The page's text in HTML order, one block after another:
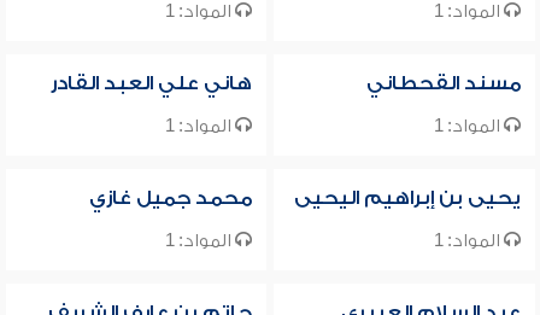
المواد: 1 المواد: 1
مسند القحطاني
المواد: 1
هاني علي العبد القادر
المواد: 1
يحيى بن إبراهيم اليحيى
المواد: 1
محمد جميل غازي
المواد: 1